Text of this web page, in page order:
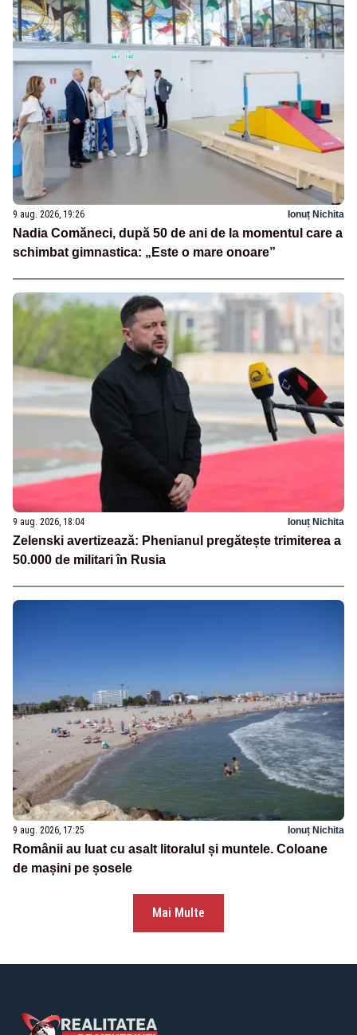
9 aug. 2026, 19:26 Ionuț Nichita
Nadia Comăneci, după 50 de ani de la momentul care a
schimbat gimnastica: „Este o mare onoare”
9 aug. 2026, 18:04 Ionuț Nichita
Zelenski avertizează: Phenianul pregătește trimiterea a
50.000 de militari în Rusia
9 aug. 2026, 17:25 Ionuț Nichita
Românii au luat cu asalt litoralul și muntele. Coloane
de mașini pe șosele
Mai Multe